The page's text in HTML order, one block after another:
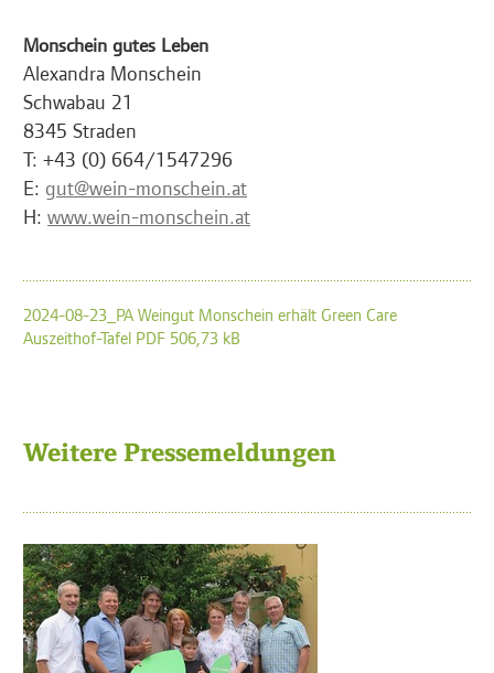
Monschein gutes Leben
Alexandra Monschein
Schwabau 21
8345 Straden
T: +43 (0) 664/1547296
E: gut@wein-monschein.at
H: www.wein-monschein.at
2024-08-23_PA Weingut Monschein erhält Green Care
Auszeithof-Tafel PDF 506,73 kB
Weitere Pressemeldungen